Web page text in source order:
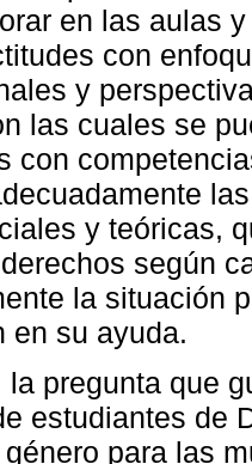
en las aulas
con
y
las cuales se
con
y teóricas,
según
la situación
en su ayuda.
la pregunta que
estudiantes de
para las